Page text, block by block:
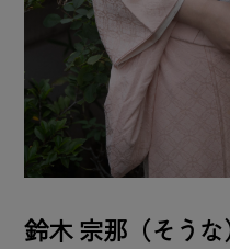
鈴木 宗那（そうな